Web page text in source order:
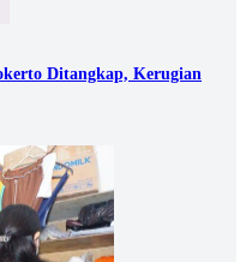
Ditangkap, Kerugian